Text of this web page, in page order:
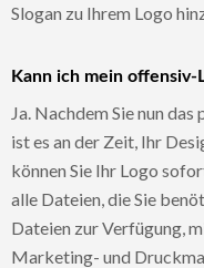
Slogan zu Ihrem Logo
Kann ich mein
Ja. Nachdem Sie nun
ist es an der Zeit, Ihr
können Sie Ihr Logo
alle Dateien, die Sie
Dateien zur Verfügung,
Marketing- und